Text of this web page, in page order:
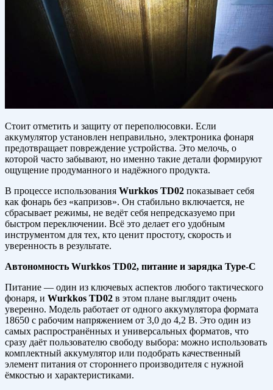
Стоит отметить и защиту от переполюсовки. Если
аккумулятор установлен неправильно, электроника фонаря
предотвращает повреждение устройства. Это мелочь, о
которой часто забывают, но именно такие детали формируют
ощущение продуманного и надёжного продукта.
В процессе использования Wurkkos TD02 показывает себя
как фонарь без «капризов». Он стабильно включается, не
сбрасывает режимы, не ведёт себя непредсказуемо при
быстром переключении. Всё это делает его удобным
инструментом для тех, кто ценит простоту, скорость и
уверенность в результате.
Автономность Wurkkos TD02, питание и зарядка Type-C
Питание — один из ключевых аспектов любого тактического
фонаря, и Wurkkos TD02 в этом плане выглядит очень
уверенно. Модель работает от одного аккумулятора формата
18650 с рабочим напряжением от 3,0 до 4,2 В. Это один из
самых распространённых и универсальных форматов, что
сразу даёт пользователю свободу выбора: можно использовать
комплектный аккумулятор или подобрать качественный
элемент питания от стороннего производителя с нужной
ёмкостью и характеристиками.